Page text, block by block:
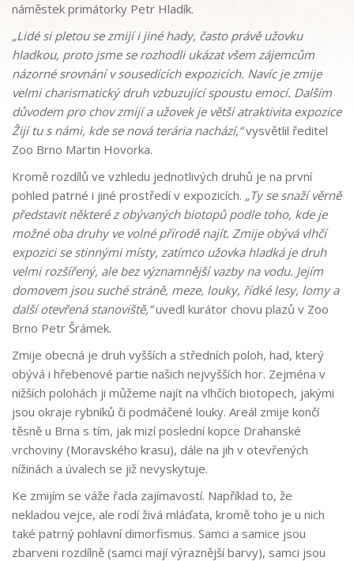
náměstek primátorky Petr Hladík.
„Lidé si pletou se zmijí i jiné hady, často právě užovku
hladkou, proto jsme se rozhodli ukázat všem zájemcům
názorné srovnání v sousedících expozicích. Navíc je zmije
velmi charismatický druh vzbuzující spoustu emocí. Dalším
důvodem pro chov zmijí a užovek je větší atraktivita expozice
Žijí tu s námi, kde se nová terária nachází,“vysvětlil ředitel
Zoo Brno Martin Hovorka.
Kromě rozdílů ve vzhledu jednotlivých druhů je na první
pohled patrné i jiné prostředí v expozicích. „Ty se snaží věrně
představit některé z obývaných biotopů podle toho, kde je
možné oba druhy ve volné přírodě najít. Zmije obývá vlhčí
expozici se stinnými místy, zatímco užovka hladká je druh
velmi rozšířený, ale bez významnější vazby na vodu. Jejím
domovem jsou suché stráně, meze, louky, řídké lesy, lomy a
další otevřená stanoviště,“uvedl kurátor chovu plazů v Zoo
Brno Petr Šrámek.
Zmije obecná je druh vyšších a středních poloh, had, který
obývá i hřebenové partie našich nejvyšších hor. Zejména v
nižších polohách ji můžeme najít na vlhčích biotopech, jakými
jsou okraje rybníků či podmáčené louky. Areál zmije končí
těsně u Brna s tím, jak mizí poslední kopce Drahanské
vrchoviny (Moravského krasu), dále na jih v otevřených
nížinách a úvalech se již nevyskytuje.
Ke zmijím se váže řada zajímavostí. Například to, že
nekladou vejce, ale rodí živá mláďata, kromě toho je u nich
také patrný pohlavní dimorfismus. Samci a samice jsou
zbarveni rozdílně (samci mají výraznější barvy), samci jsou